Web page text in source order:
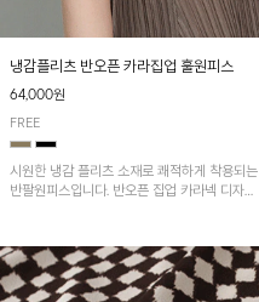
냉감플리츠 반오픈 카라집업 훌원피스
64,000원
FREE
시원한 냉감 플리츠 소재로 쾌적하게 착용되는
반팔원피스입니다. 반오픈 집업 카라넥 디자인
줘요~